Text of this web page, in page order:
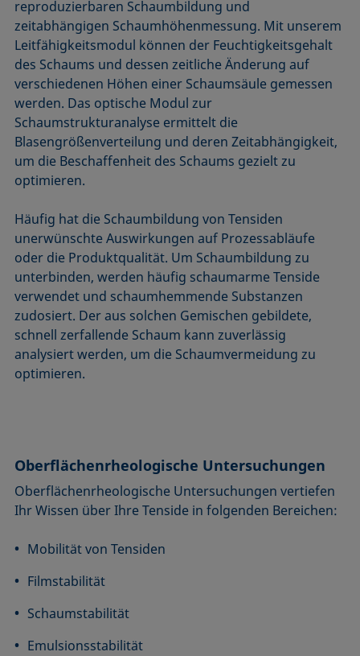
reproduzierbaren Schaumbildung und
zeitabhängigen Schaumhöhenmessung. Mit unserem
Leitfähigkeitsmodul können der Feuchtigkeitsgehalt
des Schaums und dessen zeitliche Änderung auf
verschiedenen Höhen einer Schaumsäule gemessen
werden. Das optische Modul zur
Schaumstrukturanalyse ermittelt die
Blasengrößenverteilung und deren Zeitabhängigkeit,
um die Beschaffenheit des Schaums gezielt zu
optimieren.
Häufig hat die Schaumbildung von Tensiden
unerwünschte Auswirkungen auf Prozessabläufe
oder die Produktqualität. Um Schaumbildung zu
unterbinden, werden häufig schaumarme Tenside
verwendet und schaumhemmende Substanzen
zudosiert. Der aus solchen Gemischen gebildete,
schnell zerfallende Schaum kann zuverlässig
analysiert werden, um die Schaumvermeidung zu
optimieren.
Oberflächenrheologische Untersuchungen
Oberflächenrheologische Untersuchungen vertiefen
Ihr Wissen über Ihre Tenside in folgenden Bereichen:
Mobilität von Tensiden
Filmstabilität
Schaumstabilität
Emulsionsstabilität